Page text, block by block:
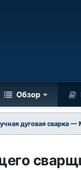
Обзор
дуговая сварка